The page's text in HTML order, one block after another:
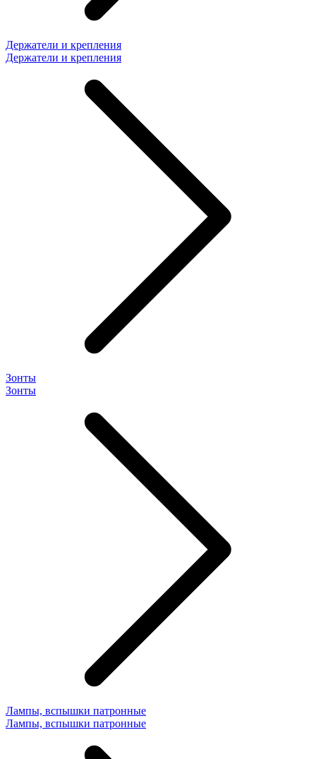
Держатели и крепления
Держатели и крепления
Зонты
Зонты
Лампы, вспышки патронные
Лампы, вспышки патронные